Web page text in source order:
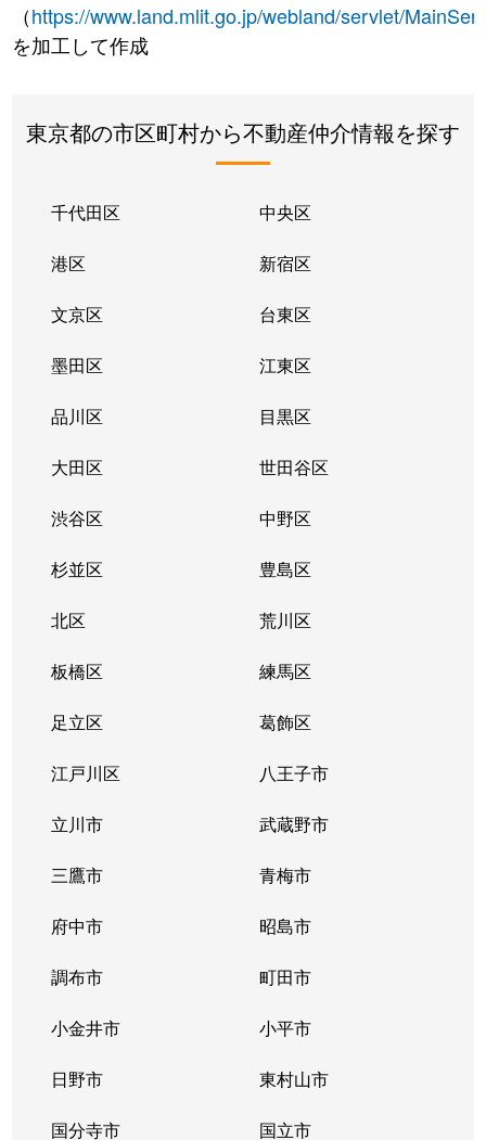
（https://www.land.mlit.go.jp/webland/servlet/
を加工して作成
東京都の市区町村から不動産仲介情報を探す
千代田区 中央区
港区 新宿区
文京区 台東区
墨田区 江東区
品川区 目黒区
大田区 世田谷区
渋谷区 中野区
杉並区 豊島区
北区 荒川区
板橋区 練馬区
足立区 葛飾区
江戸川区 八王子市
立川市 武蔵野市
三鷹市 青梅市
府中市 昭島市
調布市 町田市
小金井市 小平市
日野市 東村山市
国分寺市 国立市